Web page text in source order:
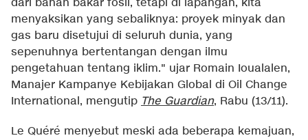
dari bahan bakar fosil, tetapi di lapangan, kita
menyaksikan yang sebaliknya: proyek minyak dan
gas baru disetujui di seluruh dunia, yang
sepenuhnya bertentangan dengan ilmu
pengetahuan tentang iklim." ujar Romain Ioualalen,
Manajer Kampanye Kebijakan Global di Oil Change
International, mengutip The Guardian, Rabu (13/11).
Le Quéré menyebut meski ada beberapa kemajuan,